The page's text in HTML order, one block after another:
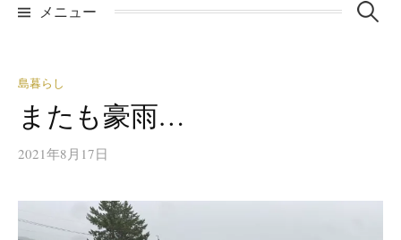
メニュー 検
島暮らし
またも豪雨…
2021年8月17日